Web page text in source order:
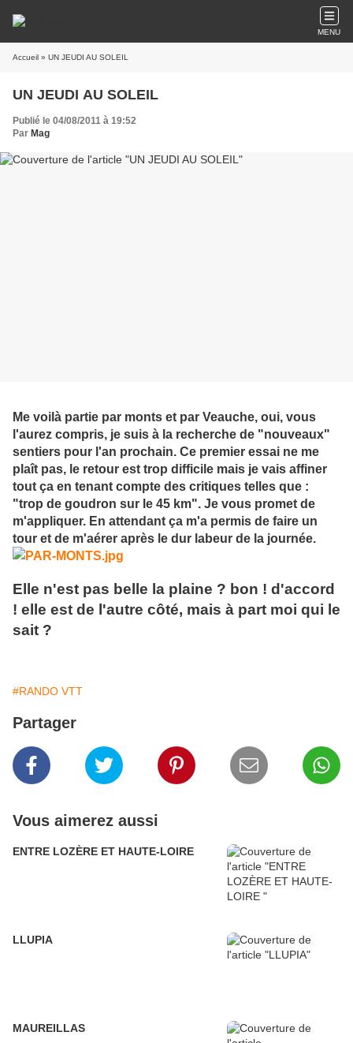
MENU
Accueil » UN JEUDI AU SOLEIL
UN JEUDI AU SOLEIL
Publié le 04/08/2011 à 19:52
Par Mag
Me voilà partie par monts et par Veauche, oui, vous
l'aurez compris, je suis à la recherche de "nouveaux"
sentiers pour l'an prochain. Ce premier essai ne me
plaît pas, le retour est trop difficile mais je vais affiner
tout ça en tenant compte des critiques telles que :
"trop de goudron sur le 45 km". Je vous promet de
m'appliquer. En attendant ça m'a permis de faire un
tour et de m'aérer après le dur labeur de la journée.
Elle n'est pas belle la plaine ? bon ! d'accord
! elle est de l'autre côté, mais à part moi qui le
sait ?
#RANDO VTT
Partager
Vous aimerez aussi
ENTRE LOZÈRE ET HAUTE-LOIRE
LLUPIA
MAUREILLAS